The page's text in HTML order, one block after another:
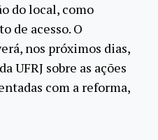
do local, como
de acesso. O
nos próximos dias,
UFRJ sobre as ações
com a reforma,